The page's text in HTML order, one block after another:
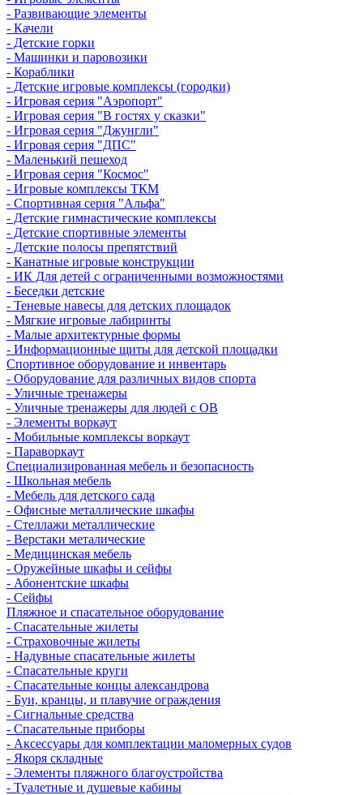
- Развивающие элементы
- Качели
- Детские горки
- Машинки и паровозики
- Кораблики
- Детские игровые комплексы (городки)
- Игровая серия "Аэропорт"
- Игровая серия "В гостях у сказки"
- Игровая серия "Джунгли"
- Игровая серия "ДПС"
- Маленький пешеход
- Игровая серия "Космос"
- Игровые комплексы ТКМ
- Спортивная серия "Альфа"
- Детские гимнастические комплексы
- Детские спортивные элементы
- Детские полосы препятствий
- Канатные игровые конструкции
- ИК Для детей с ограниченными возможностями
- Беседки детские
- Теневые навесы для детских площадок
- Мягкие игровые лабиринты
- Малые архитектурные формы
- Информационные щиты для детской площадки
Спортивное оборудование и инвентарь
- Оборудование для различных видов спорта
- Уличные тренажеры
- Уличные тренажеры для людей с ОВ
- Элементы воркаут
- Мобильные комплексы воркаут
- Параворкаут
Cпециализированная мебель и безопасность
- Школьная мебель
- Мебель для детского сада
- Офисные металлические шкафы
- Стеллажи металлические
- Верстаки металические
- Медицинская мебель
- Оружейные шкафы и сейфы
- Абонентские шкафы
- Сейфы
Пляжное и спасательное оборудование
- Спасательные жилеты
- Страховочные жилеты
- Надувные спасательные жилеты
- Спасательные круги
- Спасательные концы александрова
- Буи, кранцы, и плавучие ограждения
- Сигнальные средства
- Спасательные приборы
- Аксессуары для комплектации маломерных судов
- Якоря складные
- Элементы пляжного благоустройства
- Туалетные и душевые кабины